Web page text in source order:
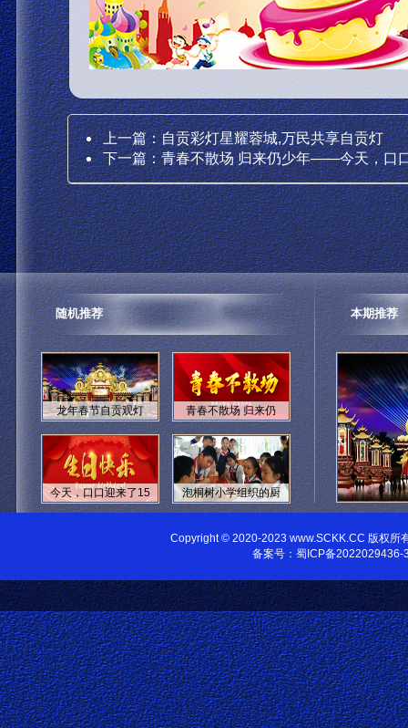
上一篇：自贡彩灯星耀蓉城,万民共享自贡灯
下一篇：青春不散场 归来仍少年——今天，口
随机推荐
龙年春节自贡观灯 青春不散场 归来仍
今天，口口迎来了15 泡桐树小学组织的厨
本期推荐
Copyright © 2020-2023 www.SCKK.CC 版权所
备案号： 蜀ICP备2022029436-